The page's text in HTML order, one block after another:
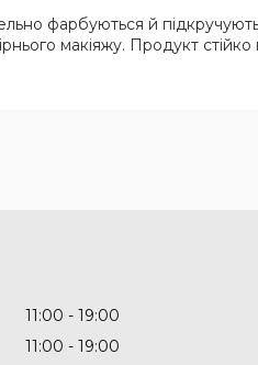
фарбуються й
макіяжу. Продукт
11:00
19:00
11:00
19:00